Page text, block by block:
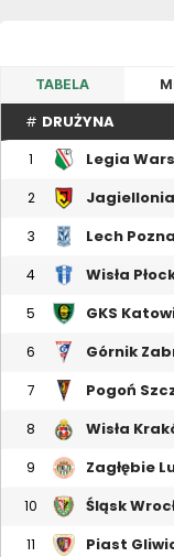
TABELA
# DRUŻYNA
1 Legia
2
3 Lech
4 Wisła
5 GKS
6 Górnik
7 Pogoń
8 Wisła
9 Zagłębie
10 Śląsk
11 Piast